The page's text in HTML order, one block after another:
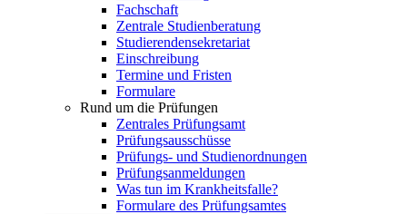
Fachschaft
Zentrale Studienberatung
Studierendensekretariat
Einschreibung
Termine und Fristen
Formulare
Rund um die Prüfungen
Zentrales Prüfungsamt
Prüfungsausschüsse
Prüfungs- und Studienordnungen
Prüfungsanmeldungen
Was tun im Krankheitsfalle?
Formulare des Prüfungsamtes